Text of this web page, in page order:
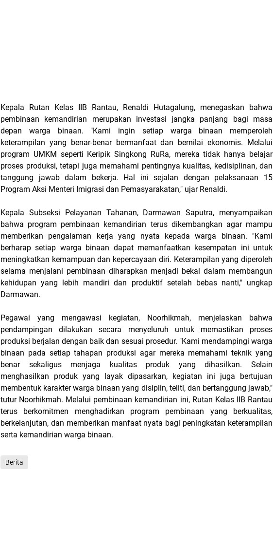
Kepala Rutan Kelas IIB Rantau, Renaldi Hutagalung, menegaskan bahwa
pembinaan kemandirian merupakan investasi jangka panjang bagi masa
depan warga binaan. "Kami ingin setiap warga binaan memperoleh
keterampilan yang benar-benar bermanfaat dan bernilai ekonomis. Melalui
program UMKM seperti Keripik Singkong RuRa, mereka tidak hanya belajar
proses produksi, tetapi juga memahami pentingnya kualitas, kedisiplinan, dan
tanggung jawab dalam bekerja. Hal ini sejalan dengan pelaksanaan 15
Program Aksi Menteri Imigrasi dan Pemasyarakatan," ujar Renaldi.
Kepala Subseksi Pelayanan Tahanan, Darmawan Saputra, menyampaikan
bahwa program pembinaan kemandirian terus dikembangkan agar mampu
memberikan pengalaman kerja yang nyata kepada warga binaan. "Kami
berharap setiap warga binaan dapat memanfaatkan kesempatan ini untuk
meningkatkan kemampuan dan kepercayaan diri. Keterampilan yang diperoleh
selama menjalani pembinaan diharapkan menjadi bekal dalam membangun
kehidupan yang lebih mandiri dan produktif setelah bebas nanti," ungkap
Darmawan.
Pegawai yang mengawasi kegiatan, Noorhikmah, menjelaskan bahwa
pendampingan dilakukan secara menyeluruh untuk memastikan proses
produksi berjalan dengan baik dan sesuai prosedur. "Kami mendampingi warga
binaan pada setiap tahapan produksi agar mereka memahami teknik yang
benar sekaligus menjaga kualitas produk yang dihasilkan. Selain
menghasilkan produk yang layak dipasarkan, kegiatan ini juga bertujuan
membentuk karakter warga binaan yang disiplin, teliti, dan bertanggung jawab,"
tutur Noorhikmah. Melalui pembinaan kemandirian ini, Rutan Kelas IIB Rantau
terus berkomitmen menghadirkan program pembinaan yang berkualitas,
berkelanjutan, dan memberikan manfaat nyata bagi peningkatan keterampilan
serta kemandirian warga binaan.
Berita